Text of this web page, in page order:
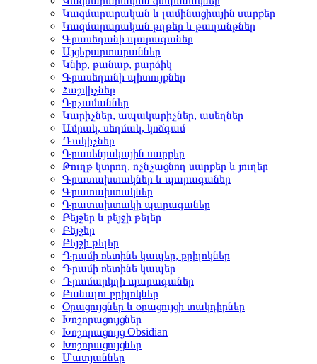
Կազմարարական և լամինացիային սարքեր
Կազմարարական թղթեր և թաղանթներ
Գրասեղանի պարագաներ
Այցեքարտարաններ
Կնիք, թանաք, բարձիկ
Գրասեղանի պիտույքներ
Հաշվիչներ
Գրչամաններ
Կարիչներ, ապակարիչներ, ասեղներ
Ամրակ, սեղմակ, կոճգամ
Դակիչներ
Գրասենյակային սարքեր
Թուղթ կտրող, ոչնչացնող սարքեր և յուղեր
Գրատախտակներ և պարագաներ
Գրատախտակներ
Գրատախտակի պարագաներ
Բեյջեր և բեյջի թելեր
Բեյջեր
Բեյջի թելեր
Դրամի ռետինե կապեր, բրիլոկներ
Դրամի ռետինե կապեր
Դրամարկղի պարագաներ
Բանալու բրիլոկներ
Օրացույցներ և օրացույցի տակդիրներ
Խոշորացույցներ
Խոշորացույց Obsidian
Խոշորացույցներ
Մատյաններ